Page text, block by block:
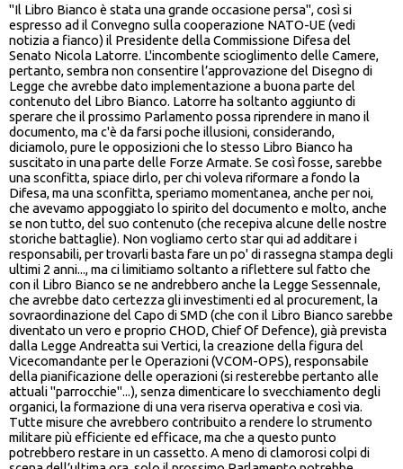
"Il Libro Bianco è stata una grande occasione persa", così si
espresso ad il Convegno sulla cooperazione NATO-UE (vedi
notizia a fianco) il Presidente della Commissione Difesa del
Senato Nicola Latorre. L'incombente scioglimento delle Camere,
pertanto, sembra non consentire l’approvazione del Disegno di
Legge che avrebbe dato implementazione a buona parte del
contenuto del Libro Bianco. Latorre ha soltanto aggiunto di
sperare che il prossimo Parlamento possa riprendere in mano il
documento, ma c'è da farsi poche illusioni, considerando,
diciamolo, pure le opposizioni che lo stesso Libro Bianco ha
suscitato in una parte delle Forze Armate. Se così fosse, sarebbe
una sconfitta, spiace dirlo, per chi voleva riformare a fondo la
Difesa, ma una sconfitta, speriamo momentanea, anche per noi,
che avevamo appoggiato lo spirito del documento e molto, anche
se non tutto, del suo contenuto (che recepiva alcune delle nostre
storiche battaglie). Non vogliamo certo star qui ad additare i
responsabili, per trovarli basta fare un po' di rassegna stampa degli
ultimi 2 anni..., ma ci limitiamo soltanto a riflettere sul fatto che
con il Libro Bianco se ne andrebbero anche la Legge Sessennale,
che avrebbe dato certezza gli investimenti ed al procurement, la
sovraordinazione del Capo di SMD (che con il Libro Bianco sarebbe
diventato un vero e proprio CHOD, Chief Of Defence), già prevista
dalla Legge Andreatta sui Vertici, la creazione della figura del
Vicecomandante per le Operazioni (VCOM-OPS), responsabile
della pianificazione delle operazioni (si resterebbe pertanto alle
attuali "parrocchie"...), senza dimenticare lo svecchiamento degli
organici, la formazione di una vera riserva operativa e così via.
Tutte misure che avrebbero contribuito a rendere lo strumento
militare più efficiente ed efficace, ma che a questo punto
potrebbero restare in un cassetto. A meno di clamorosi colpi di